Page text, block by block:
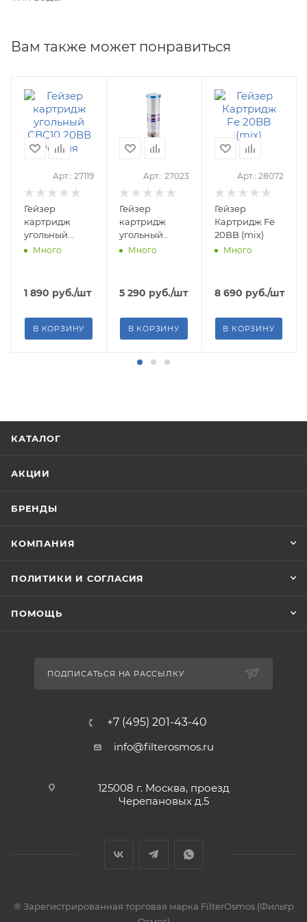
Вам также может понравиться
Арт.: 27119
Гейзер
картридж
угольный
СВС10 20ВВ
Много
1 890 руб./шт
В КОРЗИНУ
Арт.: 27023
Гейзер
картридж
угольный
СВС10 20ВВ
Много
5 290 руб./шт
В КОРЗИНУ
Арт.: 28072
Гейзер
Картридж Fe
20BB (mix)
Много
8 690 руб./шт
В КОРЗИНУ
КАТАЛОГ
АКЦИИ
БРЕНДЫ
КОМПАНИЯ
ПОЛИТИКИ И СОГЛАСИЯ
ПОМОЩЬ
ПОДПИСАТЬСЯ НА РАССЫЛКУ
+7 (495) 201-43-40
info@filterosmos.ru
125008 г. Москва, проезд
Черепановых д.5
® Зарегистрированная торговая марка FilterOsmos (Фильтр